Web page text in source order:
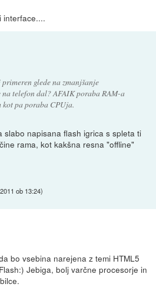
interface....
glede na zmanjšanje
telefon dal? AFAIK poraba RAM-a
pa poraba CPUja.
slabo napisana flash igrica s spleta ti
rama, kot kakšna resna "offline"
ob 13:24)
bo vsebina narejena z temi HTML5
Jebiga, bolj varčne procesorje in